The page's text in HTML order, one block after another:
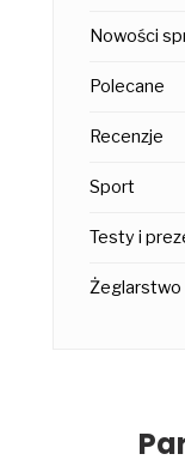
Nowości
Polecane
Recenzje
Sport
Testy i
Żeglarstwo